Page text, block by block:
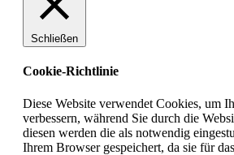
Schließen
Cookie-Richtlinie
Diese Website verwendet Cookies, um
verbessern, während Sie durch die
diesen werden die als notwendig
Ihrem Browser gespeichert, da sie für